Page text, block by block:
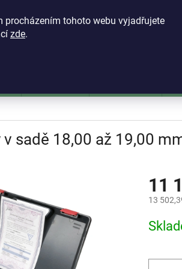
procházením tohoto webu vyjadřujete
zde.
sadě 18,00 až 19,00
11
13
cena: